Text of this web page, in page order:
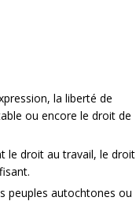
la liberté de
ou encore le droit de
le droit au travail, le droit
peuples autochtones ou